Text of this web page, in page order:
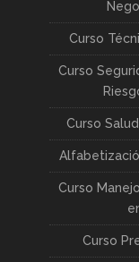
Curso
Curso
Curso
Curso
Curso